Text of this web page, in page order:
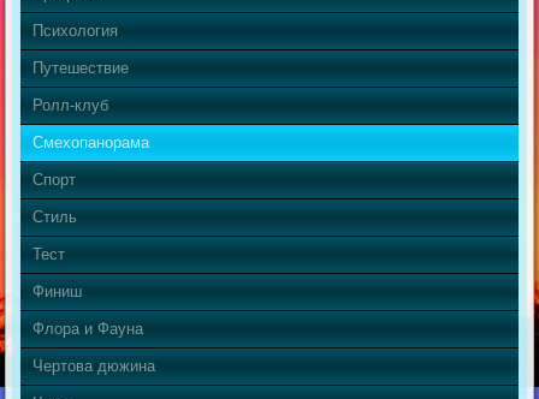
Психология
Путешествие
Ролл-клуб
Смехопанорама
Спорт
Стиль
Тест
Финиш
Флора и Фауна
Чертова дюжина